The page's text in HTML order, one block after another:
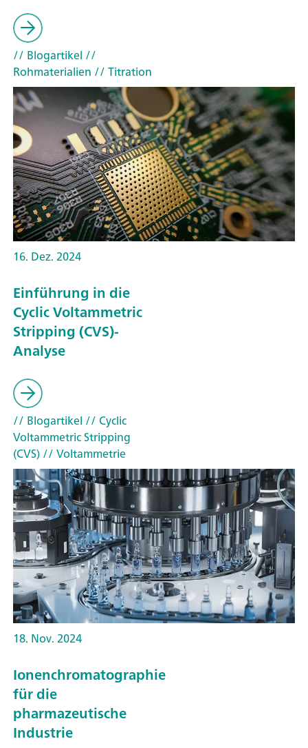
// Blogartikel //
Rohmaterialien // Titration
16. Dez. 2024
Einführung in die
Cyclic Voltammetric
Stripping (CVS)-
Analyse
// Blogartikel // Cyclic
Voltammetric Stripping
(CVS)// Voltammetrie
18. Nov. 2024
Ionenchromatographie
für die
pharmazeutische
Industrie